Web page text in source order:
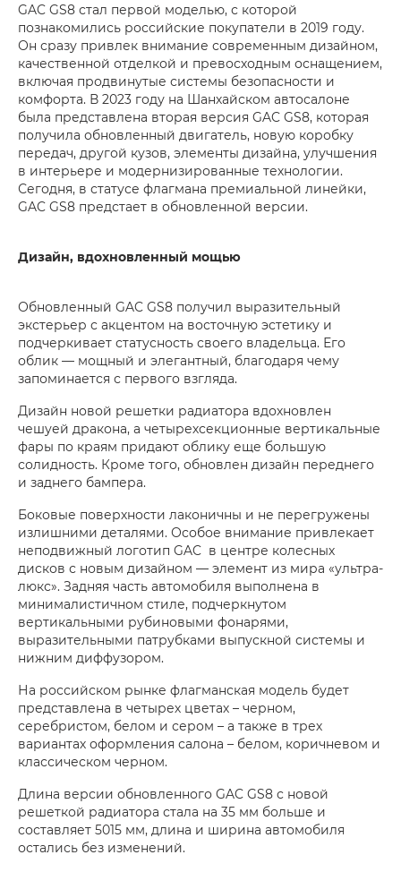
GAC GS8 стал первой моделью, с которой
познакомились российские покупатели в 2019 году.
Он сразу привлек внимание современным дизайном,
качественной отделкой и превосходным оснащением,
включая продвинутые системы безопасности и
комфорта. В 2023 году на Шанхайском автосалоне
была представлена вторая версия GAC GS8, которая
получила обновленный двигатель, новую коробку
передач, другой кузов, элементы дизайна, улучшения
в интерьере и модернизированные технологии.
Сегодня, в статусе флагмана премиальной линейки,
GAC GS8 предстает в обновленной версии.
Дизайн, вдохновленный мощью
Обновленный GAC GS8 получил выразительный
экстерьер с акцентом на восточную эстетику и
подчеркивает статусность своего владельца. Его
облик — мощный и элегантный, благодаря чему
запоминается с первого взгляда.
Дизайн новой решетки радиатора вдохновлен
чешуей дракона, а четырехсекционные вертикальные
фары по краям придают облику еще большую
солидность. Кроме того, обновлен дизайн переднего
и заднего бампера.
Боковые поверхности лаконичны и не перегружены
излишними деталями. Особое внимание привлекает
неподвижный логотип GAC в центре колесных
дисков с новым дизайном — элемент из мира «ультра-
люкс». Задняя часть автомобиля выполнена в
минималистичном стиле, подчеркнутом
вертикальными рубиновыми фонарями,
выразительными патрубками выпускной системы и
нижним диффузором.
На российском рынке флагманская модель будет
представлена в четырех цветах – черном,
серебристом, белом и сером – а также в трех
вариантах оформления салона – белом, коричневом и
классическом черном.
Длина версии обновленного GAC GS8 с новой
решеткой радиатора стала на 35 мм больше и
составляет 5015 мм, длина и ширина автомобиля
остались без изменений.